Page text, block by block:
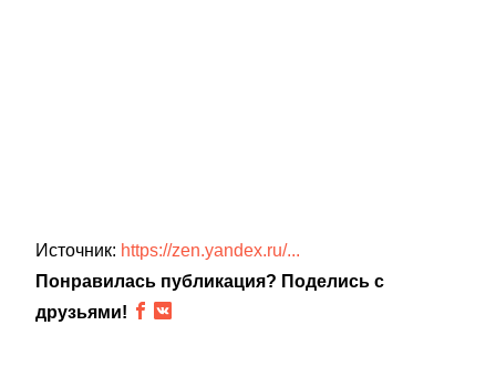
Источник: https://zen.yandex.ru/...
Понравилась публикация? Поделись с
друзьями!